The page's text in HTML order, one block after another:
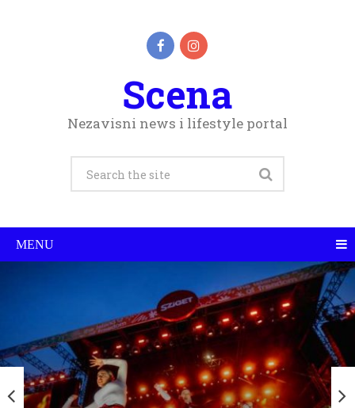
Scena
Nezavisni news i lifestyle portal
MENU